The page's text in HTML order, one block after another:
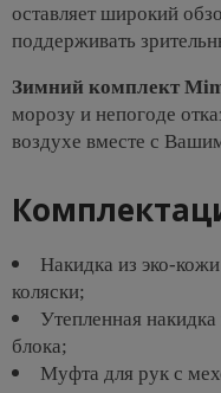
оставляет широкий
поддерживать
Зимний комплект
морозу и непогоде
воздухе вместе с
Накидка из эко-
коляски;
Утепленная
блока;
Муфта для рук с